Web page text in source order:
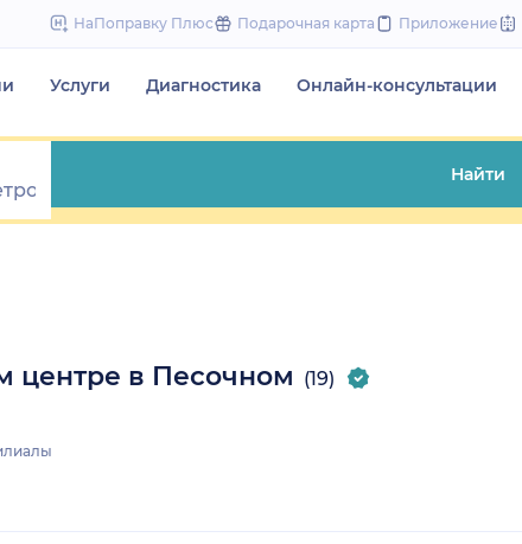
to
НаПоправку Плюс Подарочная карта Приложение
Услуги Диагностика Онлайн-консультации
Найти
центре в Песочном (19)